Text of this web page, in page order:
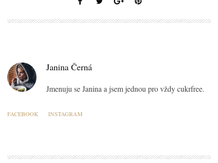
Janina Černá
Jmenuju se Janina a jsem jednou pro vždy cukrfree.
FACEBOOK INSTAGRAM